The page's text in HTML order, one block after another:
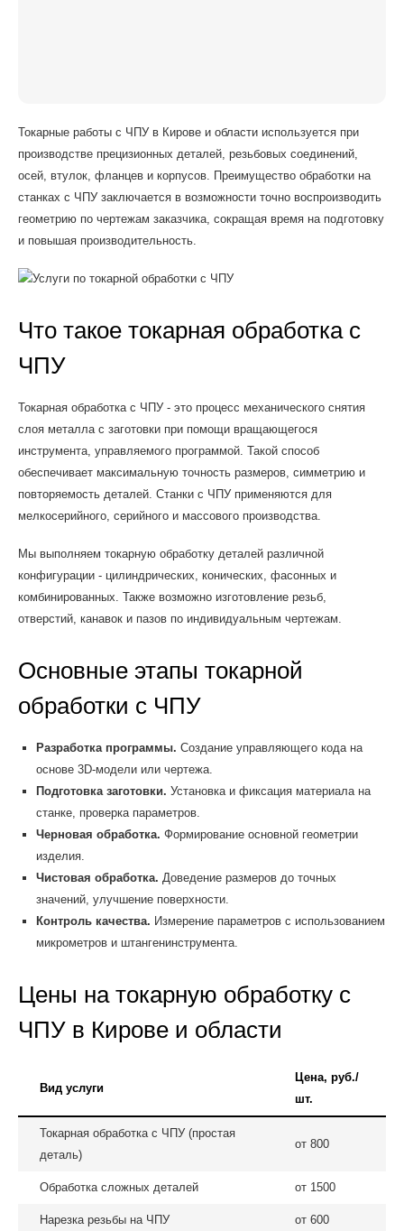
Токарные работы с ЧПУ в Кирове и области используется при
производстве прецизионных деталей, резьбовых соединений,
осей, втулок, фланцев и корпусов. Преимущество обработки на
станках с ЧПУ заключается в возможности точно воспроизводить
геометрию по чертежам заказчика, сокращая время на подготовку
и повышая производительность.
Что такое токарная обработка с
ЧПУ
Токарная обработка с ЧПУ - это процесс механического снятия
слоя металла с заготовки при помощи вращающегося
инструмента, управляемого программой. Такой способ
обеспечивает максимальную точность размеров, симметрию и
повторяемость деталей. Станки с ЧПУ применяются для
мелкосерийного, серийного и массового производства.
Мы выполняем токарную обработку деталей различной
конфигурации - цилиндрических, конических, фасонных и
комбинированных. Также возможно изготовление резьб,
отверстий, канавок и пазов по индивидуальным чертежам.
Основные этапы токарной
обработки с ЧПУ
Разработка программы. Создание управляющего кода на
основе 3D-модели или чертежа.
Подготовка заготовки. Установка и фиксация материала на
станке, проверка параметров.
Черновая обработка. Формирование основной геометрии
изделия.
Чистовая обработка. Доведение размеров до точных
значений, улучшение поверхности.
Контроль качества. Измерение параметров с использованием
микрометров и штангенинструмента.
Цены на токарную обработку с
ЧПУ в Кирове и области
Вид услуги
Цена, руб./
шт.
Токарная обработка с ЧПУ (простая
деталь)
от 800
Обработка сложных деталей от 1500
Нарезка резьбы на ЧПУ от 600